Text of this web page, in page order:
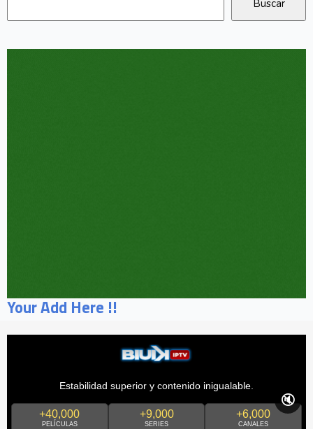
Your Add Here !!
Estabilidad superior y contenido inigualable.
+40,000
PELÍCULAS
+9,000
SERIES
+6,000
CANALES
🔇